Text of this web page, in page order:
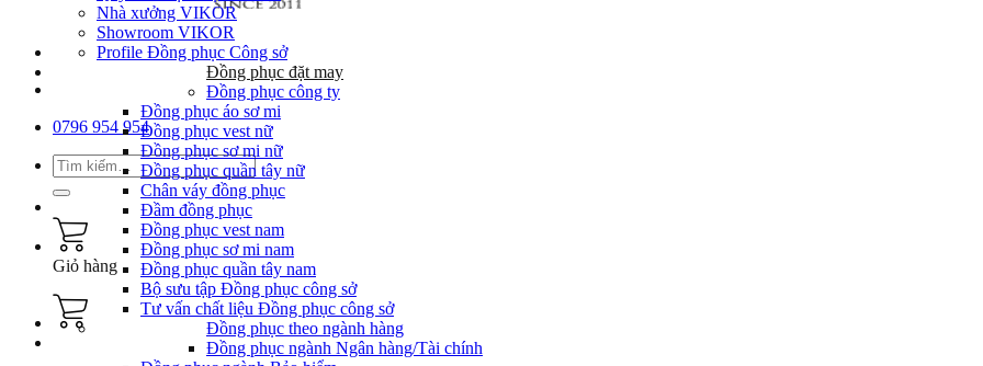
0796 954 954
Tìm
kiếm:
Giỏ hàng
Nhà xưởng VIKOR
Showroom VIKOR
Profile Đồng phục Công sở
Đồng phục đặt may
Đồng phục công ty
Đồng phục áo sơ mi
Đồng phục vest nữ
Đồng phục sơ mi nữ
Đồng phục quần tây nữ
Chân váy đồng phục
Đầm đồng phục
Đồng phục vest nam
Đồng phục sơ mi nam
Đồng phục quần tây nam
Bộ sưu tập Đồng phục công sở
Tư vấn chất liệu Đồng phục công sở
Đồng phục theo ngành hàng
Đồng phục ngành Ngân hàng/Tài chính